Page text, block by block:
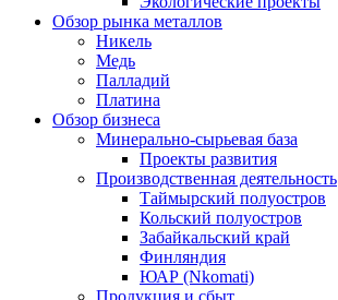
Обзор рынка металлов
Никель
Медь
Палладий
Платина
Обзор бизнеса
Минерально-сырьевая база
Проекты развития
Производственная деятельность
Таймырский полуостров
Кольский полуостров
Забайкальский край
Финляндия
ЮАР (Nkomati)
Продукция и сбыт